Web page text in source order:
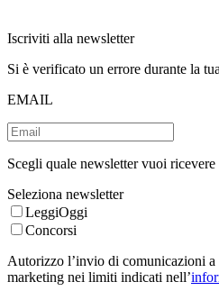
Iscriviti alla newsletter
Si è verificato un errore durante la
EMAIL
Scegli quale newsletter vuoi ricevere
Seleziona newsletter
LeggiOggi
Concorsi
Autorizzo l’invio di comunicazioni a
marketing nei limiti indicati nell’